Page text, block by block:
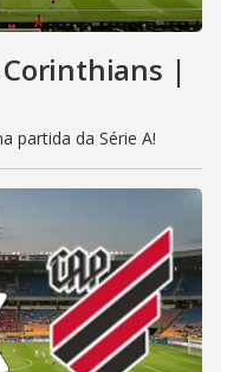
Corinthians |
partida da Série A!